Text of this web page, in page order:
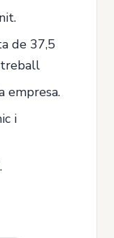
de 37,5
empresa.
i